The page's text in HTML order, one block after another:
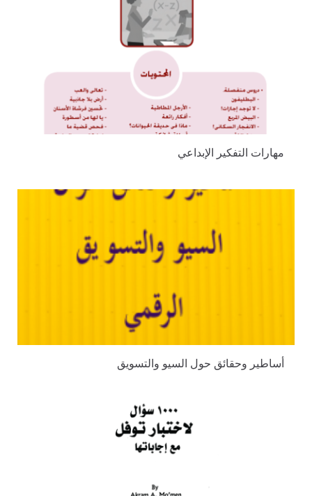
مهارات التفكير الإبداعي
أساطير وحقائق حول السيو والتسويق